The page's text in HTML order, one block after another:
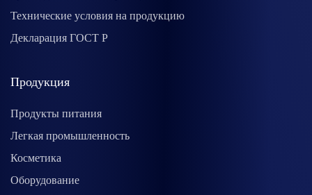
Технические условия на продукцию
Декларация ГОСТ Р
Продукция
Продукты питания
Легкая промышленность
Косметика
Оборудование